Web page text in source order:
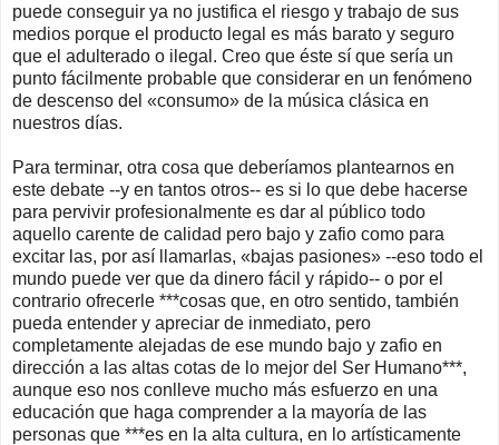
puede conseguir ya no justifica el riesgo y trabajo de sus
medios porque el producto legal es más barato y seguro
que el adulterado o ilegal. Creo que éste sí que sería un
punto fácilmente probable que considerar en un fenómeno
de descenso del «consumo» de la música clásica en
nuestros días.
Para terminar, otra cosa que deberíamos plantearnos en
este debate --y en tantos otros-- es si lo que debe hacerse
para pervivir profesionalmente es dar al público todo
aquello carente de calidad pero bajo y zafio como para
excitar las, por así llamarlas, «bajas pasiones» --eso todo el
mundo puede ver que da dinero fácil y rápido-- o por el
contrario ofrecerle ***cosas que, en otro sentido, también
pueda entender y apreciar de inmediato, pero
completamente alejadas de ese mundo bajo y zafio en
dirección a las altas cotas de lo mejor del Ser Humano***,
aunque eso nos conlleve mucho más esfuerzo en una
educación que haga comprender a la mayoría de las
personas que ***es en la alta cultura, en lo artísticamente